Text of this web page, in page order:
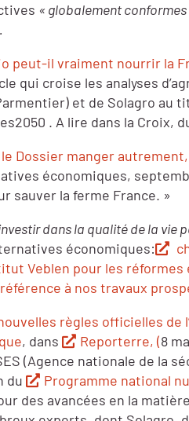
« globalement
peut-il vraiment nourrir la
qui croise les analyses
et de Solagro au
. A lire dans la Croix,
le Dossier manger
économiques,
sauver la ferme France. »
dans la qualité de la vie
économiques:
Veblen pour les
à nos travaux
règles officielles de
, dans Reporterre, (8
(Agence nationale de la
du
Programme national
des avancées en la